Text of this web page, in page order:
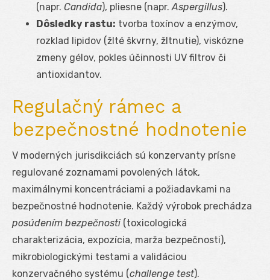
(napr. Candida), pliesne (napr.Aspergillus).
Dôsledky rastu: tvorba toxínov a enzýmov,
rozklad lipidov (žlté škvrny, žltnutie), viskózne
zmeny gélov, pokles účinnosti UV filtrov či
antioxidantov.
Regulačný rámec a
bezpečnostné hodnotenie
V moderných jurisdikciách sú konzervanty prísne
regulované zoznamami povolených látok,
maximálnymi koncentráciami a požiadavkami na
bezpečnostné hodnotenie. Každý výrobok prechádza
posúdením bezpečnosti (toxicologická
charakterizácia, expozícia, marža bezpečnosti),
mikrobiologickými testami a validáciou
konzervačného systému (challenge test).